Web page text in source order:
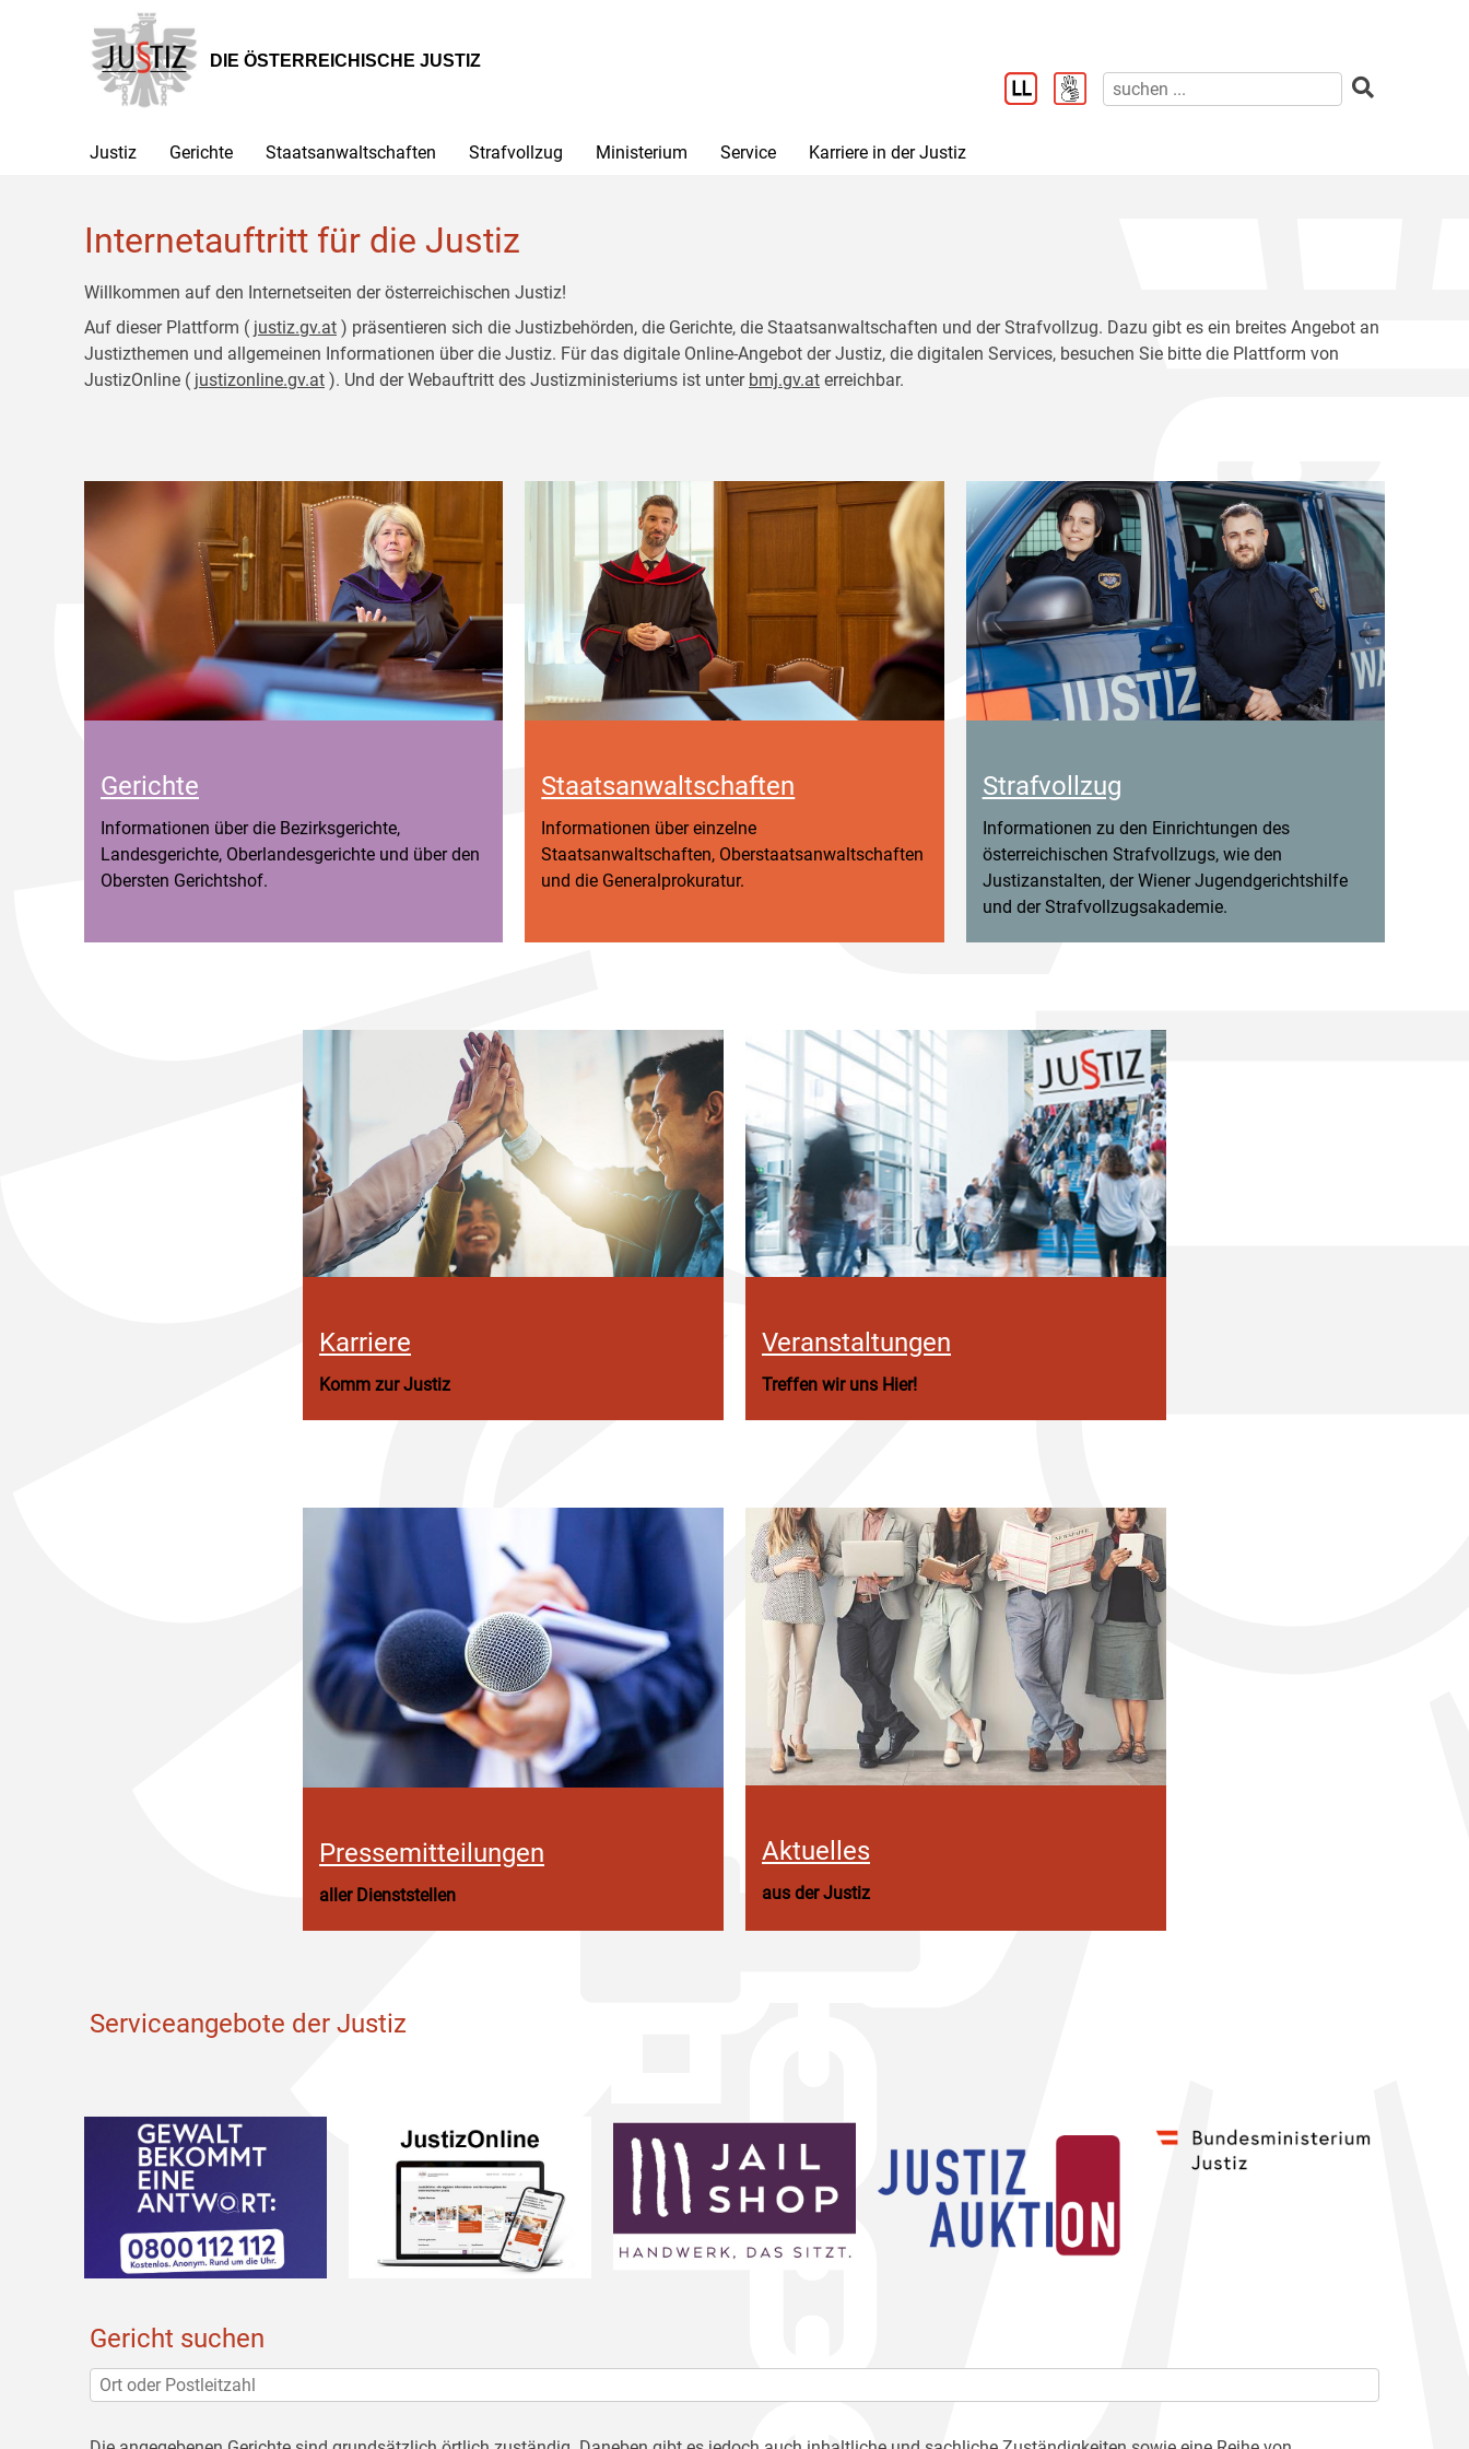
Hauptnavigation
[1]
Inhalt
[2]
DIE ÖSTERREICHISCHE JUSTIZ
Justiz Gerichte Staatsanwaltschaften Strafvollzug Ministerium Service Karriere in der Justiz
Internetauftritt für die Justiz
Willkommen auf den Internetseiten der österreichischen Justiz!
Auf dieser Plattform ( justiz.gv.at ) präsentieren sich die Justizbehörden, die Gerichte, die Staatsanwaltschaften und der Strafvollzug. Dazu gibt es ein breites Angebot an
Justizthemen und allgemeinen Informationen über die Justiz. Für das digitale Online-Angebot der Justiz, die digitalen Services, besuchen Sie bitte die Plattform von
JustizOnline ( justizonline.gv.at ). Und der Webauftritt des Justizministeriums ist unter bmj.gv.at erreichbar.
Gerichte
Informationen über die Bezirksgerichte,
Landesgerichte, Oberlandesgerichte und über den
Obersten Gerichtshof.
Staatsanwaltschaften
Informationen über einzelne
Staatsanwaltschaften, Oberstaatsanwaltschaften
und die Generalprokuratur.
Strafvollzug
Informationen zu den Einrichtungen des
österreichischen Strafvollzugs, wie den
Justizanstalten, der Wiener Jugendgerichtshilfe
und der Strafvollzugsakademie.
Karriere
Komm zur Justiz
Veranstaltungen
Treffen wir uns Hier!
Pressemitteilungen
aller Dienststellen
Aktuelles
aus der Justiz
Serviceangebote der Justiz
Gericht suchen